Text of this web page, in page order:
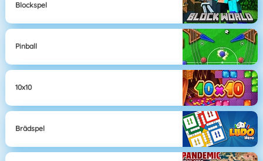
Blockspel
Pinball
10x10
Brädspel